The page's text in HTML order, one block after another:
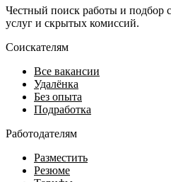
Честный поиск работы и подбор
услуг и скрытых комиссий.
Соискателям
Все вакансии
Удалёнка
Без опыта
Подработка
Работодателям
Разместить
Резюме